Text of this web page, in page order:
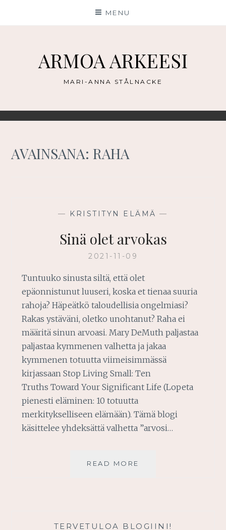
MENU
ARMOA ARKEESI
MARI-ANNA STÅLNACKE
AVAINSANA:RAHA
— KRISTITYN ELÄMÄ —
Sinä olet arvokas
2021-11-09
Tuntuuko sinusta siltä, että olet
epäonnistunut luuseri, koska et tienaa suuria
rahoja? Häpeätkö taloudellisia ongelmiasi?
Rakas ystäväni, oletko unohtanut? Raha ei
määritä sinun arvoasi. Mary DeMuth paljastaa
paljastaa kymmenen valhetta ja jakaa
kymmenen totuutta viimeisimmässä
kirjassaan Stop Living Small: Ten
Truths Toward Your Significant Life (Lopeta
pienesti eläminen: 10 totuutta
merkitykselliseen elämään). Tämä blogi
käsittelee yhdeksättä valhetta ”arvosi…
READ MORE
TERVETULOA BLOGIINI!